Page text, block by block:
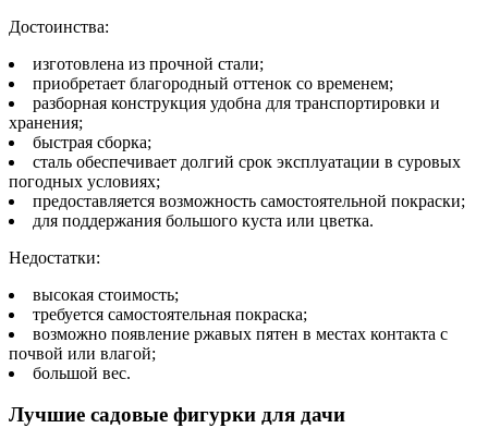
Достоинства:
изготовлена из прочной стали;
приобретает благородный оттенок со временем;
разборная конструкция удобна для транспортировки и
хранения;
быстрая сборка;
сталь обеспечивает долгий срок эксплуатации в суровых
погодных условиях;
предоставляется возможность самостоятельной покраски;
для поддержания большого куста или цветка.
Недостатки:
высокая стоимость;
требуется самостоятельная покраска;
возможно появление ржавых пятен в местах контакта с
почвой или влагой;
большой вес.
Лучшие садовые фигурки для дачи